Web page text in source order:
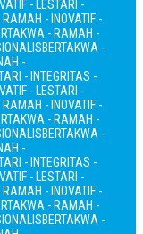
- LESTARI -
RAMAH - INOVATIF -
- RAMAH -
BERTAKWA -
-
- INTEGRITAS -
- LESTARI -
RAMAH - INOVATIF -
- RAMAH -
BERTAKWA -
-
- INTEGRITAS -
- LESTARI -
RAMAH - INOVATIF -
- RAMAH -
BERTAKWA -